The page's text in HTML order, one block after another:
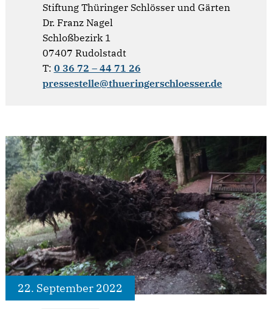
Stiftung Thüringer Schlösser und Gärten
Dr. Franz Nagel
Schloßbezirk 1
07407 Rudolstadt
T: 0 36 72 – 44 71 26
pressestelle@thueringerschloesser.de
22. September 2022